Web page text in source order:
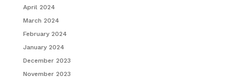
April 2024
March 2024
February 2024
January 2024
December 2023
November 2023